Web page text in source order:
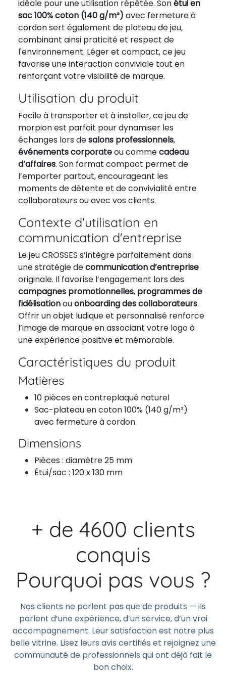
idéale pour une utilisation répétée. Sonétui en
sac 100% coton (140 g/m²) avec fermeture à
cordon sert également de plateau de jeu,
combinant ainsi praticité et respect de
l'environnement. Léger et compact, ce jeu
favorise une interaction conviviale tout en
renforçant votre visibilité de marque.
Utilisation du produit
Facile à transporter et à installer, ce jeu de
morpion est parfait pour dynamiser les
échanges lors desalons professionnels,
événements corporateou commecadeau
d’affaires. Son format compact permet de
l’emporter partout, encourageant les
moments de détente et de convivialité entre
collaborateurs ou avec vos clients.
Contexte d'utilisation en
communication d'entreprise
Le jeu CROSSES s’intègre parfaitement dans
une stratégie decommunication d’entreprise
originale. Il favorise l’engagement lors des
campagnes promotionnelles, programmes de
fidélisationouonboarding des collaborateurs.
Offrir un objet ludique et personnalisé renforce
l’image de marque en associant votre logo à
une expérience positive et mémorable.
Caractéristiques du produit
Matières
10 pièces en contreplaqué naturel
Sac-plateau en coton 100% (140 g/m²)
avec fermeture à cordon
Dimensions
Pièces : diamètre 25 mm
Étui/sac : 120 x 130 mm
+ de 4600 clients
conquis
Pourquoi pas vous ?
Nos clients ne parlent pas que de produits — ils
parlent d’une expérience, d’un service, d’un vrai
accompagnement. Leur satisfaction est notre plus
belle vitrine. Lisez leurs avis certifiés et rejoignez une
communauté de professionnels qui ont déjà fait le
bon choix.